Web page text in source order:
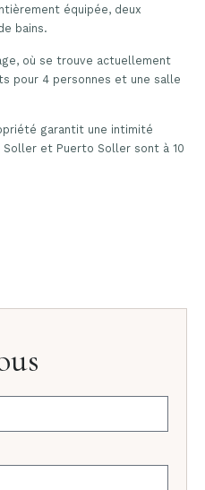
équipée, deux
bains.
où se trouve actuellement
pour 4 personnes et une salle
garantit une intimité
Soller et Puerto Soller sont à 10